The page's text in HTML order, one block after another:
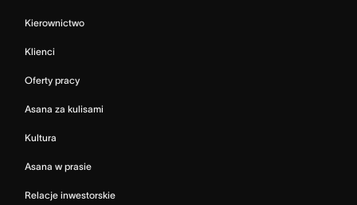
Kierownictwo
Klienci
Oferty pracy
Asana za kulisami
Kultura
Asana w prasie
Relacje inwestorskie